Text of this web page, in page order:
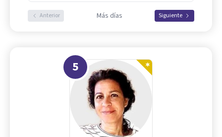
Anterior Más días Siguiente
5